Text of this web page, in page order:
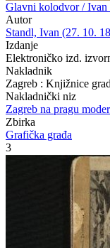
Glavni kolodvor / Ivan
Autor
Standl, Ivan (27. 10.
Izdanje
Elektroničko izd.
Nakladnik
Zagreb : Knjižnice
Nakladnički niz
Zagreb na pragu
Zbirka
Grafička građa
3